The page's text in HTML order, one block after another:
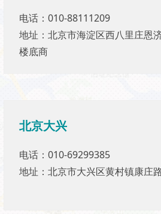
电话：010-88111209
地址：北京市海淀区西八里庄恩
楼底商
电话：010-88111209
地址：北京市海淀区西八里庄恩
楼底商
北京大兴
电话：010-69299385
地址：北京市大兴区黄村镇康庄
北京大兴
电话：010-69299385
地址：北京市大兴区黄村镇康庄